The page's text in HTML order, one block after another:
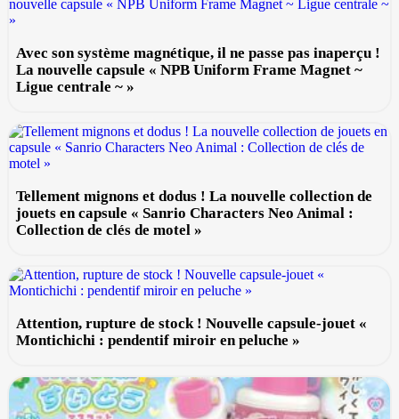
Avec son système magnétique, il ne passe pas inaperçu !
La nouvelle capsule « NPB Uniform Frame Magnet ~
Ligue centrale ~ »
Tellement mignons et dodus ! La nouvelle collection de
jouets en capsule « Sanrio Characters Neo Animal :
Collection de clés de motel »
Attention, rupture de stock ! Nouvelle capsule-jouet «
Montichichi : pendentif miroir en peluche »